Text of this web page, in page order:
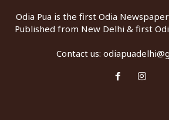
Odia Pua is the first Odia
Published from New Delhi & first
Contact us: